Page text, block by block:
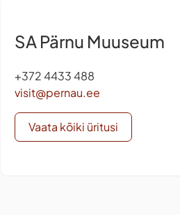
SA Pärnu Muuseum
+372 4433 488
visit@pernau.ee
Vaata kõiki üritusi